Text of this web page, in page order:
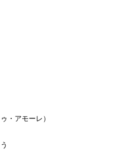
・アモーレ）